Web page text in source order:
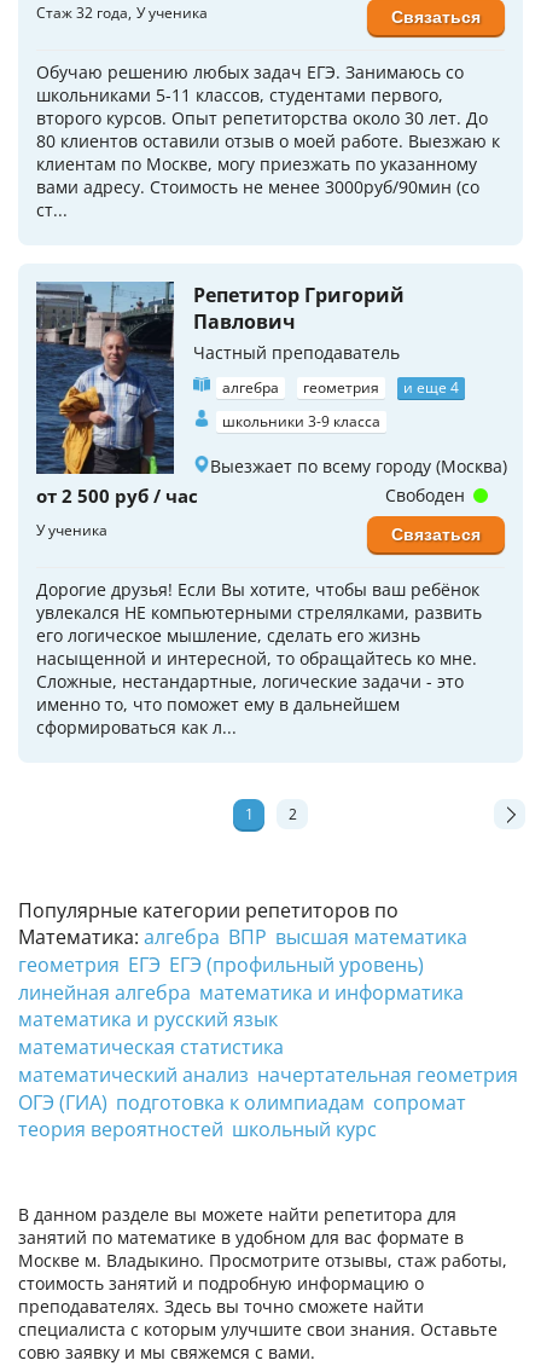
В данном разделе вы можете найти репетитора для
занятий по математике в удобном для вас формате в
Москве м. Владыкино. Просмотрите отзывы, стаж работы,
стоимость занятий и подробную информацию о
преподавателях. Здесь вы точно сможете найти
специалиста с которым улучшите свои знания. Оставьте
совю заявку и мы свяжемся с вами.
Популярные категории репетиторов по
Математика: алгебра ВПР высшая математика
геометрия ЕГЭ ЕГЭ (профильный уровень)
линейная алгебра математика и информатика
математика и русский язык
математическая статистика
математический анализ начертательная геометрия
ОГЭ (ГИА) подготовка к олимпиадам сопромат
теория вероятностей школьный курс
Стаж 32 года У ученика
Обучаю решению любых задач ЕГЭ. Занимаюсь со
школьниками 5-11 классов, студентами первого,
второго курсов. Опыт репетиторства около 30 лет. До
80 клиентов оставили отзыв о моей работе. Выезжаю к
клиентам по Москве, могу приезжать по указанному
вами адресу. Стоимость не менее 3000руб/90мин (со
ст...
Связаться
Репетитор Григорий
Павлович
Частный преподаватель
алгебра геометрия
и еще 4
школьники 3-9 класса
Выезжает по всему городу (Москва)
от 2 500 руб / час
У ученика
Дорогие друзья! Если Вы хотите, чтобы ваш ребёнок
увлекался НЕ компьютерными стрелялками, развить
его логическое мышление, сделать его жизнь
насыщенной и интересной, то обращайтесь ко мне.
Сложные, нестандартные, логические задачи - это
именно то, что поможет ему в дальнейшем
сформироваться как л...
Свободен
Связаться
1 2